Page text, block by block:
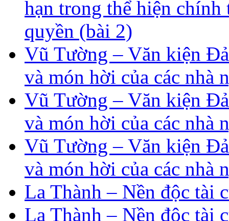
hạn trong thể hiện
quyền (bài 2)
Vũ Tường – Văn kiện
và món hời của các nhà
Vũ Tường – Văn kiện
và món hời của các nhà
Vũ Tường – Văn kiện
và món hời của các nhà
La Thành – Nền độc tài
La Thành – Nền độc tài